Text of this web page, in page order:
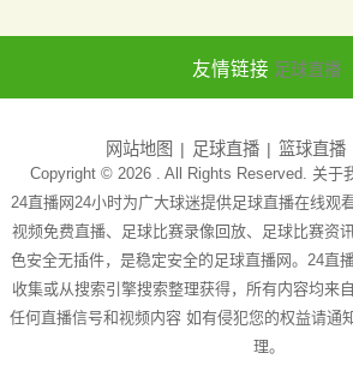
友情链接 足球直播
网站地图 足球直播 篮球直播
Copyright © 2026 . All Rights Reserved. 关于
24直播网24小时为广大球迷提供足球直播在线观
视频免费直播、足球比赛录像回放、足球比赛资
色安全无插件，是稳定安全的足球直播网。24直
收集或从搜索引擎搜索整理获得，所有内容均来
任何直播信号和视频内容 如有侵犯您的权益请通
理。